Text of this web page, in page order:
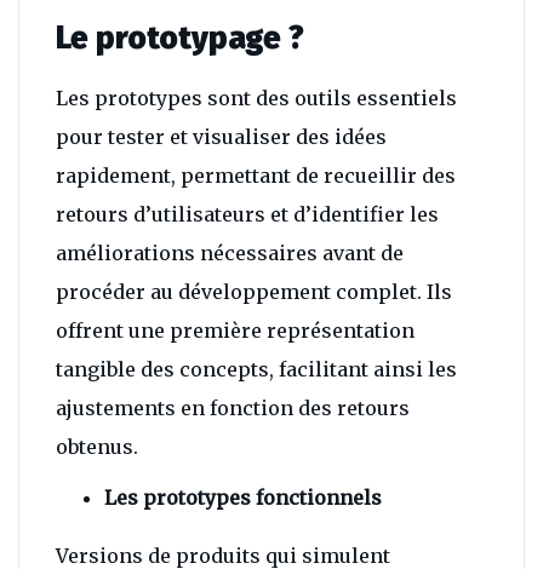
Le prototypage ?
Les prototypes sont des outils essentiels
pour tester et visualiser des idées
rapidement, permettant de recueillir des
retours d’utilisateurs et d’identifier les
améliorations nécessaires avant de
procéder au développement complet. Ils
offrent une première représentation
tangible des concepts, facilitant ainsi les
ajustements en fonction des retours
obtenus.
Les prototypes fonctionnels
Versions de produits qui simulent